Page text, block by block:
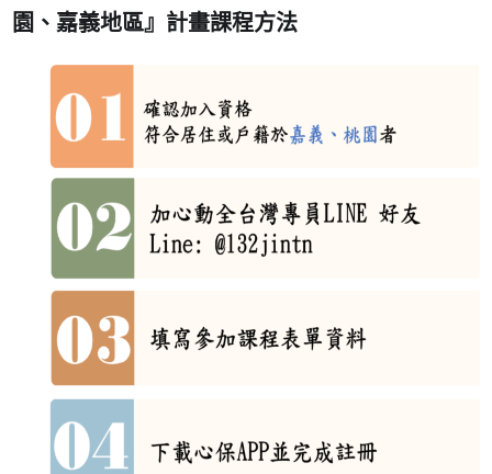
園、嘉義地區』計畫課程方法